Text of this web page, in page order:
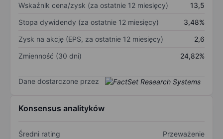
Wskaźnik cena/zysk (za ostatnie 12 miesięcy)
13,5
Stopa dywidendy (za ostatnie 12 miesięcy)
3,48%
Zysk na akcję (EPS, za ostatnie 12 miesięcy)
2,6
Zmienność (30 dni)
24,82%
Dane dostarczone przez
Konsensus analityków
Średni rating Przeważenie